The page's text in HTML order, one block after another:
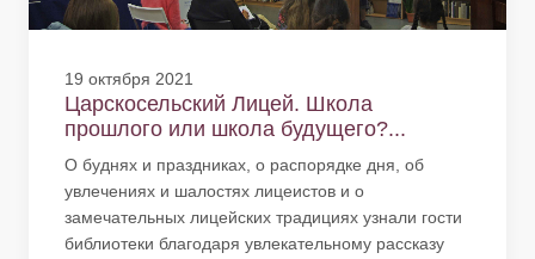
19 октября 2021
Царскосельский Лицей. Школа
прошлого или школа будущего?...
О буднях и праздниках, о распорядке дня, об
увлечениях и шалостях лицеистов и о
замечательных лицейских традициях узнали гости
библиотеки благодаря увлекательному рассказу